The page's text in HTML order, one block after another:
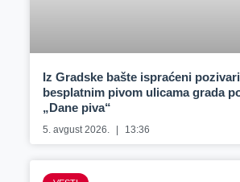
Iz Gradske bašte ispraćeni
besplatnim pivom ulicama grada
„Dane piva“
5. avgust 2026. 13:36